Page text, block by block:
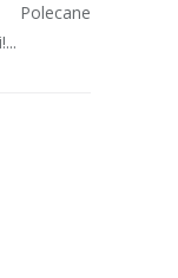
Polecane